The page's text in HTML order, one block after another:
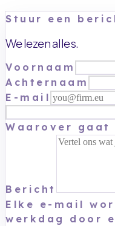
Stuur een
We lezen alles.
Voornaam
Achternaam
E-mail
Waarover gaat
Bericht
Elke e-mail
werkdag door